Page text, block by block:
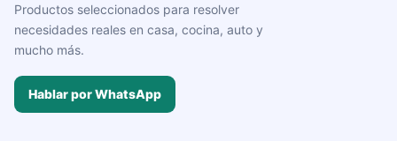
Productos seleccionados para resolver
necesidades reales en casa, cocina, auto y
mucho más.
Hablar por WhatsApp